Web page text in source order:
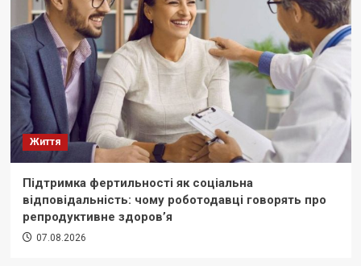
Життя
Підтримка фертильності як соціальна
відповідальність: чому роботодавці говорять про
репродуктивне здоров’я
07.08.2026